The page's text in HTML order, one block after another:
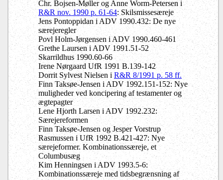
Chr. Bojsen-Møller og Anne Worm-Petersen i
R&R nov. 1990 p. 61-64: Skilsmissesæreje
Jens Pontoppidan i ADV 1990.432: De nye
særejeregler
Povl Holm-Jørgensen i ADV 1990.460-461
Grethe Laursen i ADV 1991.51-52
Skarrildhus 1990.60-66
Irene Nørgaard UfR 1991 B.139-142
Dorrit Sylvest Nielsen iR&R 8/1991 p. 58 ff.
Finn Taksøe-Jensen i ADV 1992.151-152: Nye
muligheder ved koncipering af testamenter og
ægtepagter
Lene Hjorth Larsen i ADV 1992.232:
Særejereformen
Finn Taksøe-Jensen og Jesper Vorstrup
Rasmussen i UfR 1992 B.421-427: Nye
særejeformer. Kombinationssæreje, et
Columbusæg
Kim Henningsen i ADV 1993.5-6:
Kombinationssæreje med tidsbegrænsning af